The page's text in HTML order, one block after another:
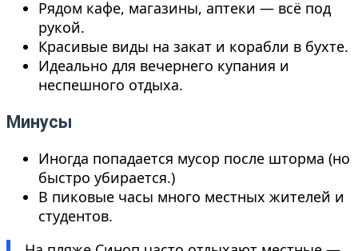
Рядом кафе, магазины, аптеки — всё под
рукой.
Красивые виды на закат и корабли в бухте.
Идеально для вечернего купания и
неспешного отдыха.
Минусы
Иногда попадается мусор после шторма (но
быстро убирается.)
В пиковые часы много местных жителей и
студентов.